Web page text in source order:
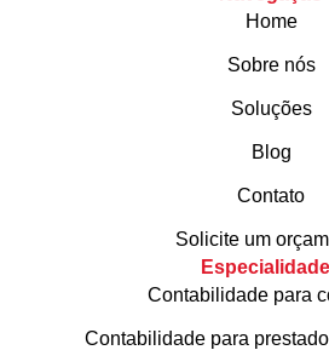
Home
Sobre nós
Soluções
Blog
Contato
Solicite um
Contabilidade para
Contabilidade para